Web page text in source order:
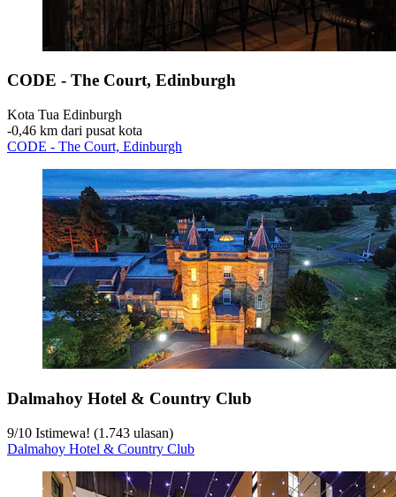
CODE - The Court, Edinburgh
Kota Tua Edinburgh
‐0,46 km dari pusat kota
CODE - The Court, Edinburgh
Dalmahoy Hotel & Country Club
9/10 Istimewa! (1.743 ulasan)
Dalmahoy Hotel & Country Club